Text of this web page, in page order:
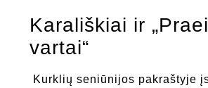
Karališkiai ir
vartai“
Kurklių seniūnijos pakraštyje